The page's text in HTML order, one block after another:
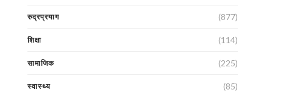
रुद्रप्रयाग (877)
शिक्षा (114)
सामाजिक (225)
स्वास्थ्य (85)